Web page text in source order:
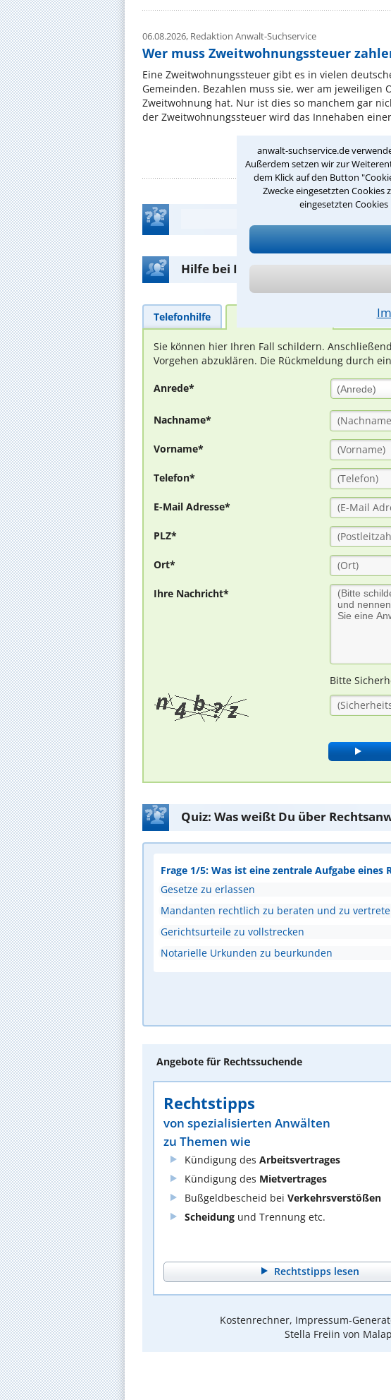
anwalt-suchservice.de
Außerdem setzen wir zur
dem Klick auf den Button
Zwecke eingesetzten
eingesetzten
06.08.2026, Redaktion Anwalt-Suchservice
Wer muss Zweitwohnungssteuer
Eine Zweitwohnungssteuer gibt es in vielen
Gemeinden. Bezahlen muss sie, wer am jeweiligen
Zweitwohnung hat. Nur ist dies so manchem gar
der Zweitwohnungssteuer wird das Innehaben
Hilfe bei Ihrer Anwaltsuche?
Telefonhilfe
Sie können hier Ihren Fall schildern.
Vorgehen abzuklären. Die Rückmeldung durch
Anrede* (Anrede)
Nachname*
Vorname*
Telefon*
E-Mail Adresse*
PLZ*
Ort*
Ihre Nachricht*
Bitte
Quiz: Was weißt Du über
Frage 1/5: Was ist eine zentrale Aufgabe eines
Gesetze zu erlassen
Mandanten rechtlich zu beraten und zu
Gerichtsurteile zu vollstrecken
Notarielle Urkunden zu beurkunden
Angebote für Rechtssuchende
Rechtstipps
von spezialisierten Anwälten
zu Themen wie
Kündigung des Arbeitsvertrages
Kündigung des Mietvertrages
Bußgeldbescheid bei Verkehrsverstößen
Scheidung und Trennung etc.
Rechtstipps lesen
Kostenrechner, Impressum-
Stella Freiin von